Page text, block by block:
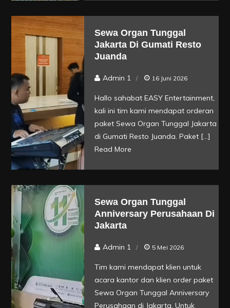
Sewa Organ Tunggal
Jakarta Di Gumati Resto
Juanda
Admin 1 16 Juni 2026
Hallo sahabat EASY Entertainment,
kali ini tim kami mendapat orderan
paket Sewa Organ Tunggal Jakarta
di Gumati Resto Juanda. Paket […]
Read More
Sewa Organ Tunggal
Anniversary Perusahaan Di
Jakarta
Admin 1 5 Mei 2026
Tim kami mendapat klien untuk
acara kantor dan klien order paket
Sewa Organ Tunggal Anniversary
Perusahaan di Jakarta. Untuk